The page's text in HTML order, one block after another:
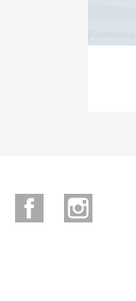
Facebook